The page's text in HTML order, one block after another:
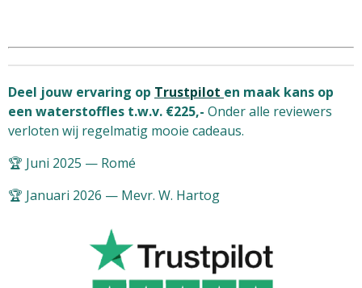
Deel jouw ervaring op Trustpilot en maak kans op
een waterstoffles t.w.v. €225,- Onder alle reviewers
verloten wij regelmatig mooie cadeaus.
🏆 Juni 2025 — Romé
🏆 Januari 2026 — Mevr. W. Hartog